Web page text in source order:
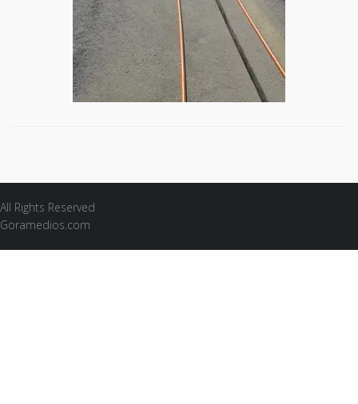
All Rights Reserved
Goramedios.com